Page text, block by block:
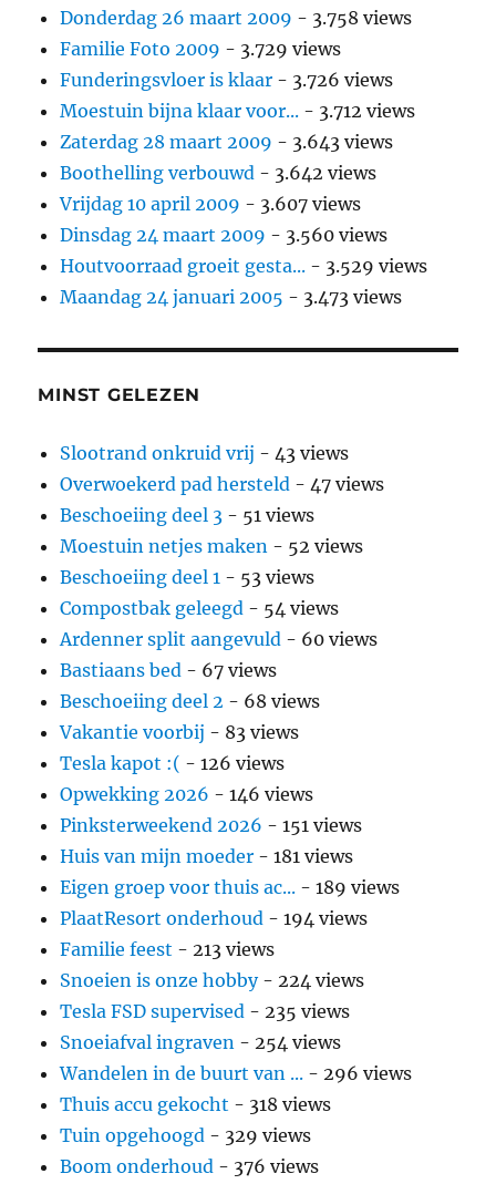
Donderdag 26 maart 2009 - 3.758 views
Familie Foto 2009 - 3.729 views
Funderingsvloer is klaar - 3.726 views
Moestuin bijna klaar voor... - 3.712 views
Zaterdag 28 maart 2009 - 3.643 views
Boothelling verbouwd - 3.642 views
Vrijdag 10 april 2009 - 3.607 views
Dinsdag 24 maart 2009 - 3.560 views
Houtvoorraad groeit gesta... - 3.529 views
Maandag 24 januari 2005 - 3.473 views
MINST GELEZEN
Slootrand onkruid vrij - 43 views
Overwoekerd pad hersteld - 47 views
Beschoeiing deel 3 - 51 views
Moestuin netjes maken - 52 views
Beschoeiing deel 1 - 53 views
Compostbak geleegd - 54 views
Ardenner split aangevuld - 60 views
Bastiaans bed - 67 views
Beschoeiing deel 2 - 68 views
Vakantie voorbij - 83 views
Tesla kapot :( - 126 views
Opwekking 2026 - 146 views
Pinksterweekend 2026 - 151 views
Huis van mijn moeder - 181 views
Eigen groep voor thuis ac... - 189 views
PlaatResort onderhoud - 194 views
Familie feest - 213 views
Snoeien is onze hobby- 224 views
Tesla FSD supervised - 235 views
Snoeiafval ingraven - 254 views
Wandelen in de buurt van ... - 296 views
Thuis accu gekocht - 318 views
Tuin opgehoogd - 329 views
Boom onderhoud - 376 views